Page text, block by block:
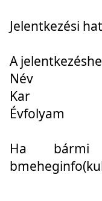
Jelentkezési
A
Név
Kar
Évfolyam
Ha